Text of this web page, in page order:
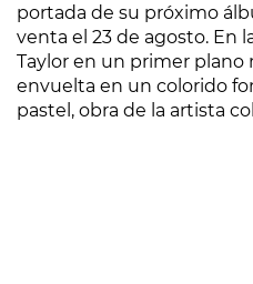
portada de su próximo
venta el 23 de agosto. En
Taylor en un primer plano
envuelta en un colorido
pastel, obra de la artista